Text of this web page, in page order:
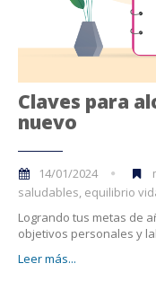
Claves para
nuevo
14/01/2024
saludables, equilibrio
Logrando tus metas de
objetivos personales y
Leer más...